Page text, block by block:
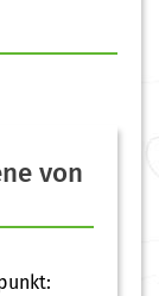
von